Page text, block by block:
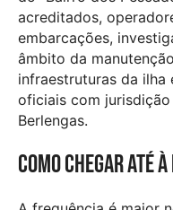
acreditados,
embarcações,
âmbito da
infraestruturas da ilha
oficiais com
Berlengas.
Como chegar até